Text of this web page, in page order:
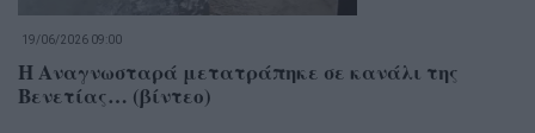
19/06/2026 09:00
Η Αναγνωσταρά μετατράπηκε σε κανάλι της
Βενετίας… (βίντεο)